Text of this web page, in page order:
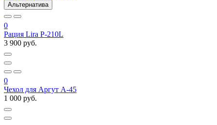
Альтернатива
0
Рация Lira P-210L
3 900 руб.
0
Чехол для Аргут А-45
1 000 руб.